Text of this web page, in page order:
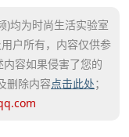
)均为时尚生活实验室
户所有，内容仅供参
容如果侵害了您的
删除内容点击此处；